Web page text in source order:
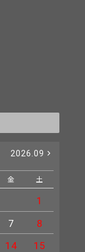
2026.09
金 土
1
7
8
14
15